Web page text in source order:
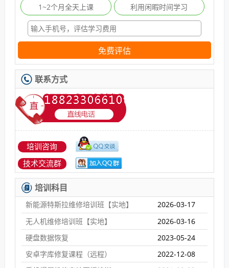
1~2个月全天上课
利用闲暇时间学习
免费评估
联系方式
培训咨询
技术交流群
培训科目
新能源特斯拉维修培训班【实地】
2026-03-17
无人机维修培训班【实地】
2026-03-16
硬盘数据恢复
2023-05-24
安卓字库修复课程（远程）
2022-12-08